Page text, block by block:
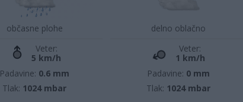
občasne plohe
Veter:
5 km/h
Padavine: 0.6 mm
Tlak: 1024 mbar
delno oblačno
Veter:
1 km/h
Padavine: 0 mm
Tlak: 1024 mbar